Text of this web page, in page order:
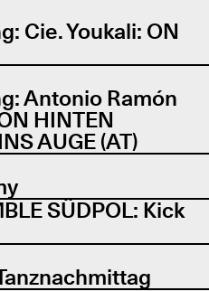
Cie. Youkali: ON
Antonio Ramón
HINTEN
AUGE (AT)
SÜDPOL: Kick